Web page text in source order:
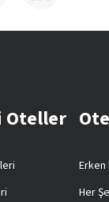
Oteller
Her